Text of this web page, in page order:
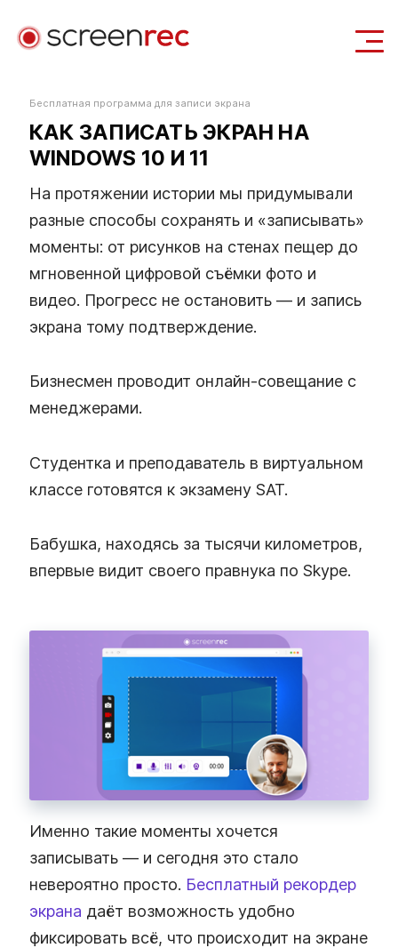
Войти Скачать Бесплатно
Бесплатная программа для записи экрана
КАК ЗАПИСАТЬ ЭКРАН НА
WINDOWS 10 И 11
На протяжении истории мы придумывали
разные способы сохранять и «записывать»
моменты: от рисунков на стенах пещер до
мгновенной цифровой съёмки фото и
видео. Прогресс не остановить — и запись
экрана тому подтверждение.
Бизнесмен проводит онлайн‑совещание с
менеджерами.
Студентка и преподаватель в виртуальном
классе готовятся к экзамену SAT.
Бабушка, находясь за тысячи километров,
впервые видит своего правнука по Skype.
Именно такие моменты хочется
записывать — и сегодня это стало
невероятно просто. Бесплатный рекордер
экрана даёт возможность удобно
фиксировать всё, что происходит на экране